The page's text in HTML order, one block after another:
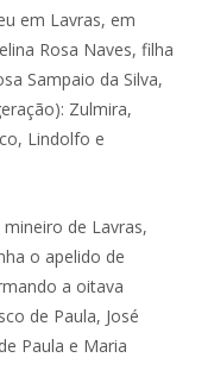
em Lavras, em
Rosa Naves, filha
Sampaio da Silva,
Zulmira,
Lindolfo e
de Lavras,
o apelido de
a oitava
de Paula, José
Paula e Maria